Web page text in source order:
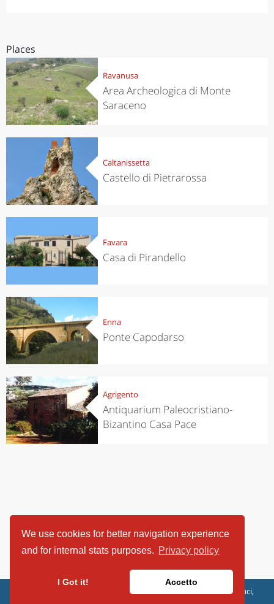
We use cookies for better navigation experience
and for internal stats purposes. Privacy policy
I Got it! Accetto
Places
Ravanusa
Area Archeologica di Monte
Saraceno
Caltanissetta
Castello di Pietrarossa
Favara
Casa di Pirandello
Enna
Ponte Capodarso
Agrigento
Antiquarium Paleocristiano-
Bizantino Casa Pace
ViaggiArt - © 2013-2026 Altrama Italia SRL | Piazza Caduti di Capaci,